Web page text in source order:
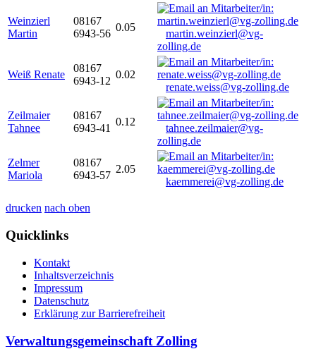
Weinzierl
Martin
08167
6943-56
0.05
martin.weinzierl@vg-
zolling.de
Weiß Renate
08167
6943-12
0.02
renate.weiss@vg-zolling.de
Zeilmaier
Tahnee
08167
6943-41
0.12
tahnee.zeilmaier@vg-
zolling.de
Zelmer
Mariola
08167
6943-57
2.05
kaemmerei@vg-zolling.de
drucken nach oben
Quicklinks
Kontakt
Inhaltsverzeichnis
Impressum
Datenschutz
Erklärung zur Barrierefreiheit
Verwaltungsgemeinschaft Zolling